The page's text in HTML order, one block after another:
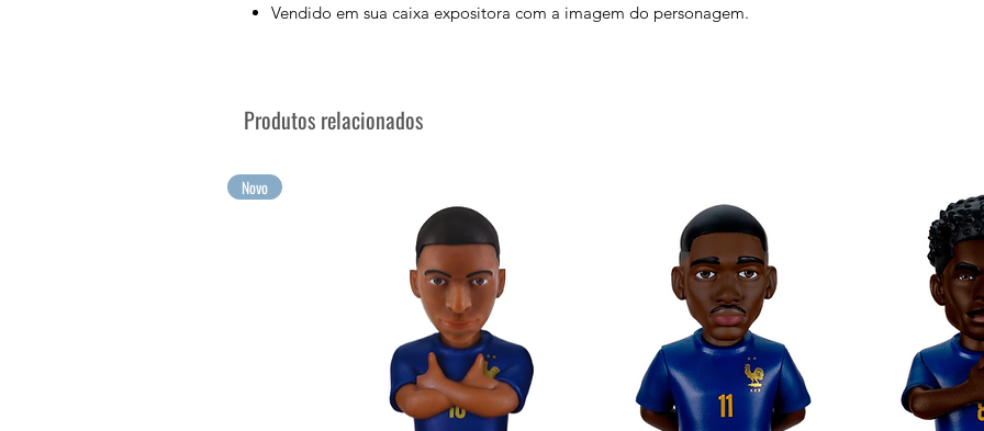
Vendido em sua caixa expositora com a imagem do personagem.
Produtos relacionados
Novo